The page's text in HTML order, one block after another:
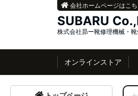
SUBARU
株式会社昴ー靴修理機械・
会社ホームページはこ
オンラインストア